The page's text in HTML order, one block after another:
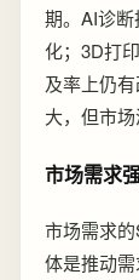
期。AI诊
化；3D打
及率上仍
大，但市场
市场需求
市场需求
体是推动